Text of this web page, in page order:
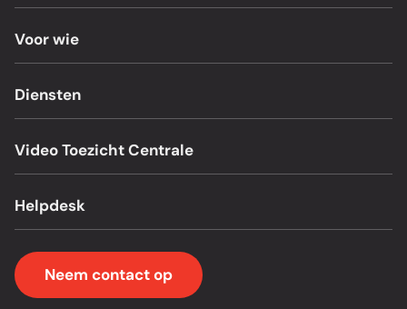
Voor wie
Diensten
Video Toezicht Centrale
Helpdesk
Neem contact op